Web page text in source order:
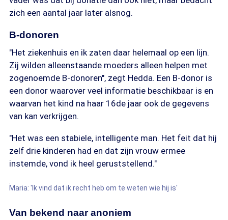
zich een aantal jaar later alsnog.
B-donoren
"Het ziekenhuis en ik zaten daar helemaal op een lijn.
Zij wilden alleenstaande moeders alleen helpen met
zogenoemde B-donoren", zegt Hedda. Een B-donor is
een donor waarover veel informatie beschikbaar is en
waarvan het kind na haar 16de jaar ook de gegevens
van kan verkrijgen.
"Het was een stabiele, intelligente man. Het feit dat hij
zelf drie kinderen had en dat zijn vrouw ermee
instemde, vond ik heel geruststellend."
Maria: 'Ik vind dat ik recht heb om te weten wie hij is'
Van bekend naar anoniem